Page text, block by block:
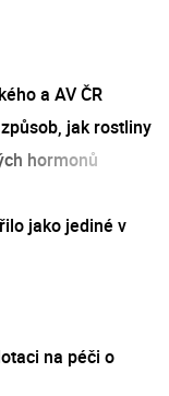
a AV ČR
jak rostliny
hormonů
jako jediné v
na péči o